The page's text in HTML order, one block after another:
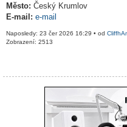
Město: Český Krumlov
E-mail: e-mail
Naposledy: 23 čer 2026 16:29 • od
Zobrazení: 2513